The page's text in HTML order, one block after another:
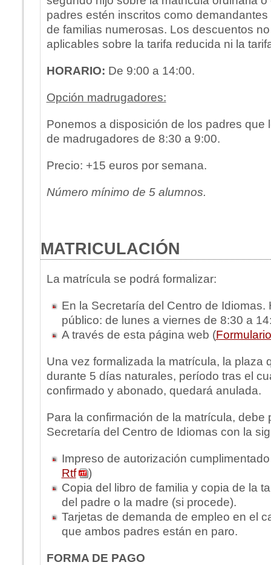
padres estén inscritos como
de familias numerosas. Los descuentos
aplicables sobre la tarifa reducida ni la
HORARIO: De 9:00 a 14:00.
Opción madrugadores:
Ponemos a disposición de los padres que
de madrugadores de 8:30 a 9:00.
Precio: +15 euros por semana.
Número mínimo de 5 alumnos.
MATRICULACIÓN
La matrícula se podrá formalizar:
En la Secretaría del Centro de Idiomas.
público: de lunes a viernes de 8:30 a
A través de esta página web (
Una vez formalizada la matrícula, la plaza
durante 5 días naturales, período tras el
confirmado y abonado, quedará anulada.
Para la confirmación de la matrícula, debe
Secretaría del Centro de Idiomas con la
Impreso de autorización
Rtf
)
Copia del libro de familia y copia de la
del padre o la madre (si procede).
Tarjetas de demanda de empleo en el
que ambos padres están en paro.
FORMA DE PAGO